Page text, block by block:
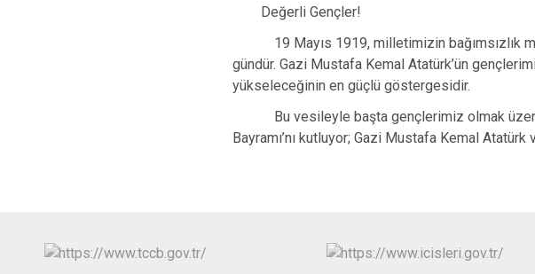
Değerli Gençler!
19 Mayıs 1919, milletimizin bağımsızlık
gündür. Gazi Mustafa Kemal Atatürk’ün
yükseleceğinin en güçlü göstergesidir.
Bu vesileyle başta gençlerimiz olmak
Bayramı’nı kutluyor; Gazi Mustafa Kemal